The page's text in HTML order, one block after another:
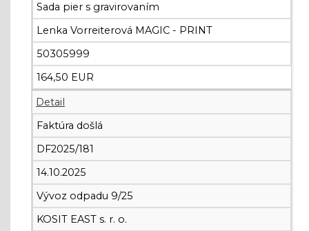
Sada pier s gravirovaním
Lenka Vorreiterová MAGIC - PRINT
50305999
164,50 EUR
Detail
Faktúra došlá
DF2025/181
14.10.2025
Vývoz odpadu 9/25
KOSIT EAST s. r. o.